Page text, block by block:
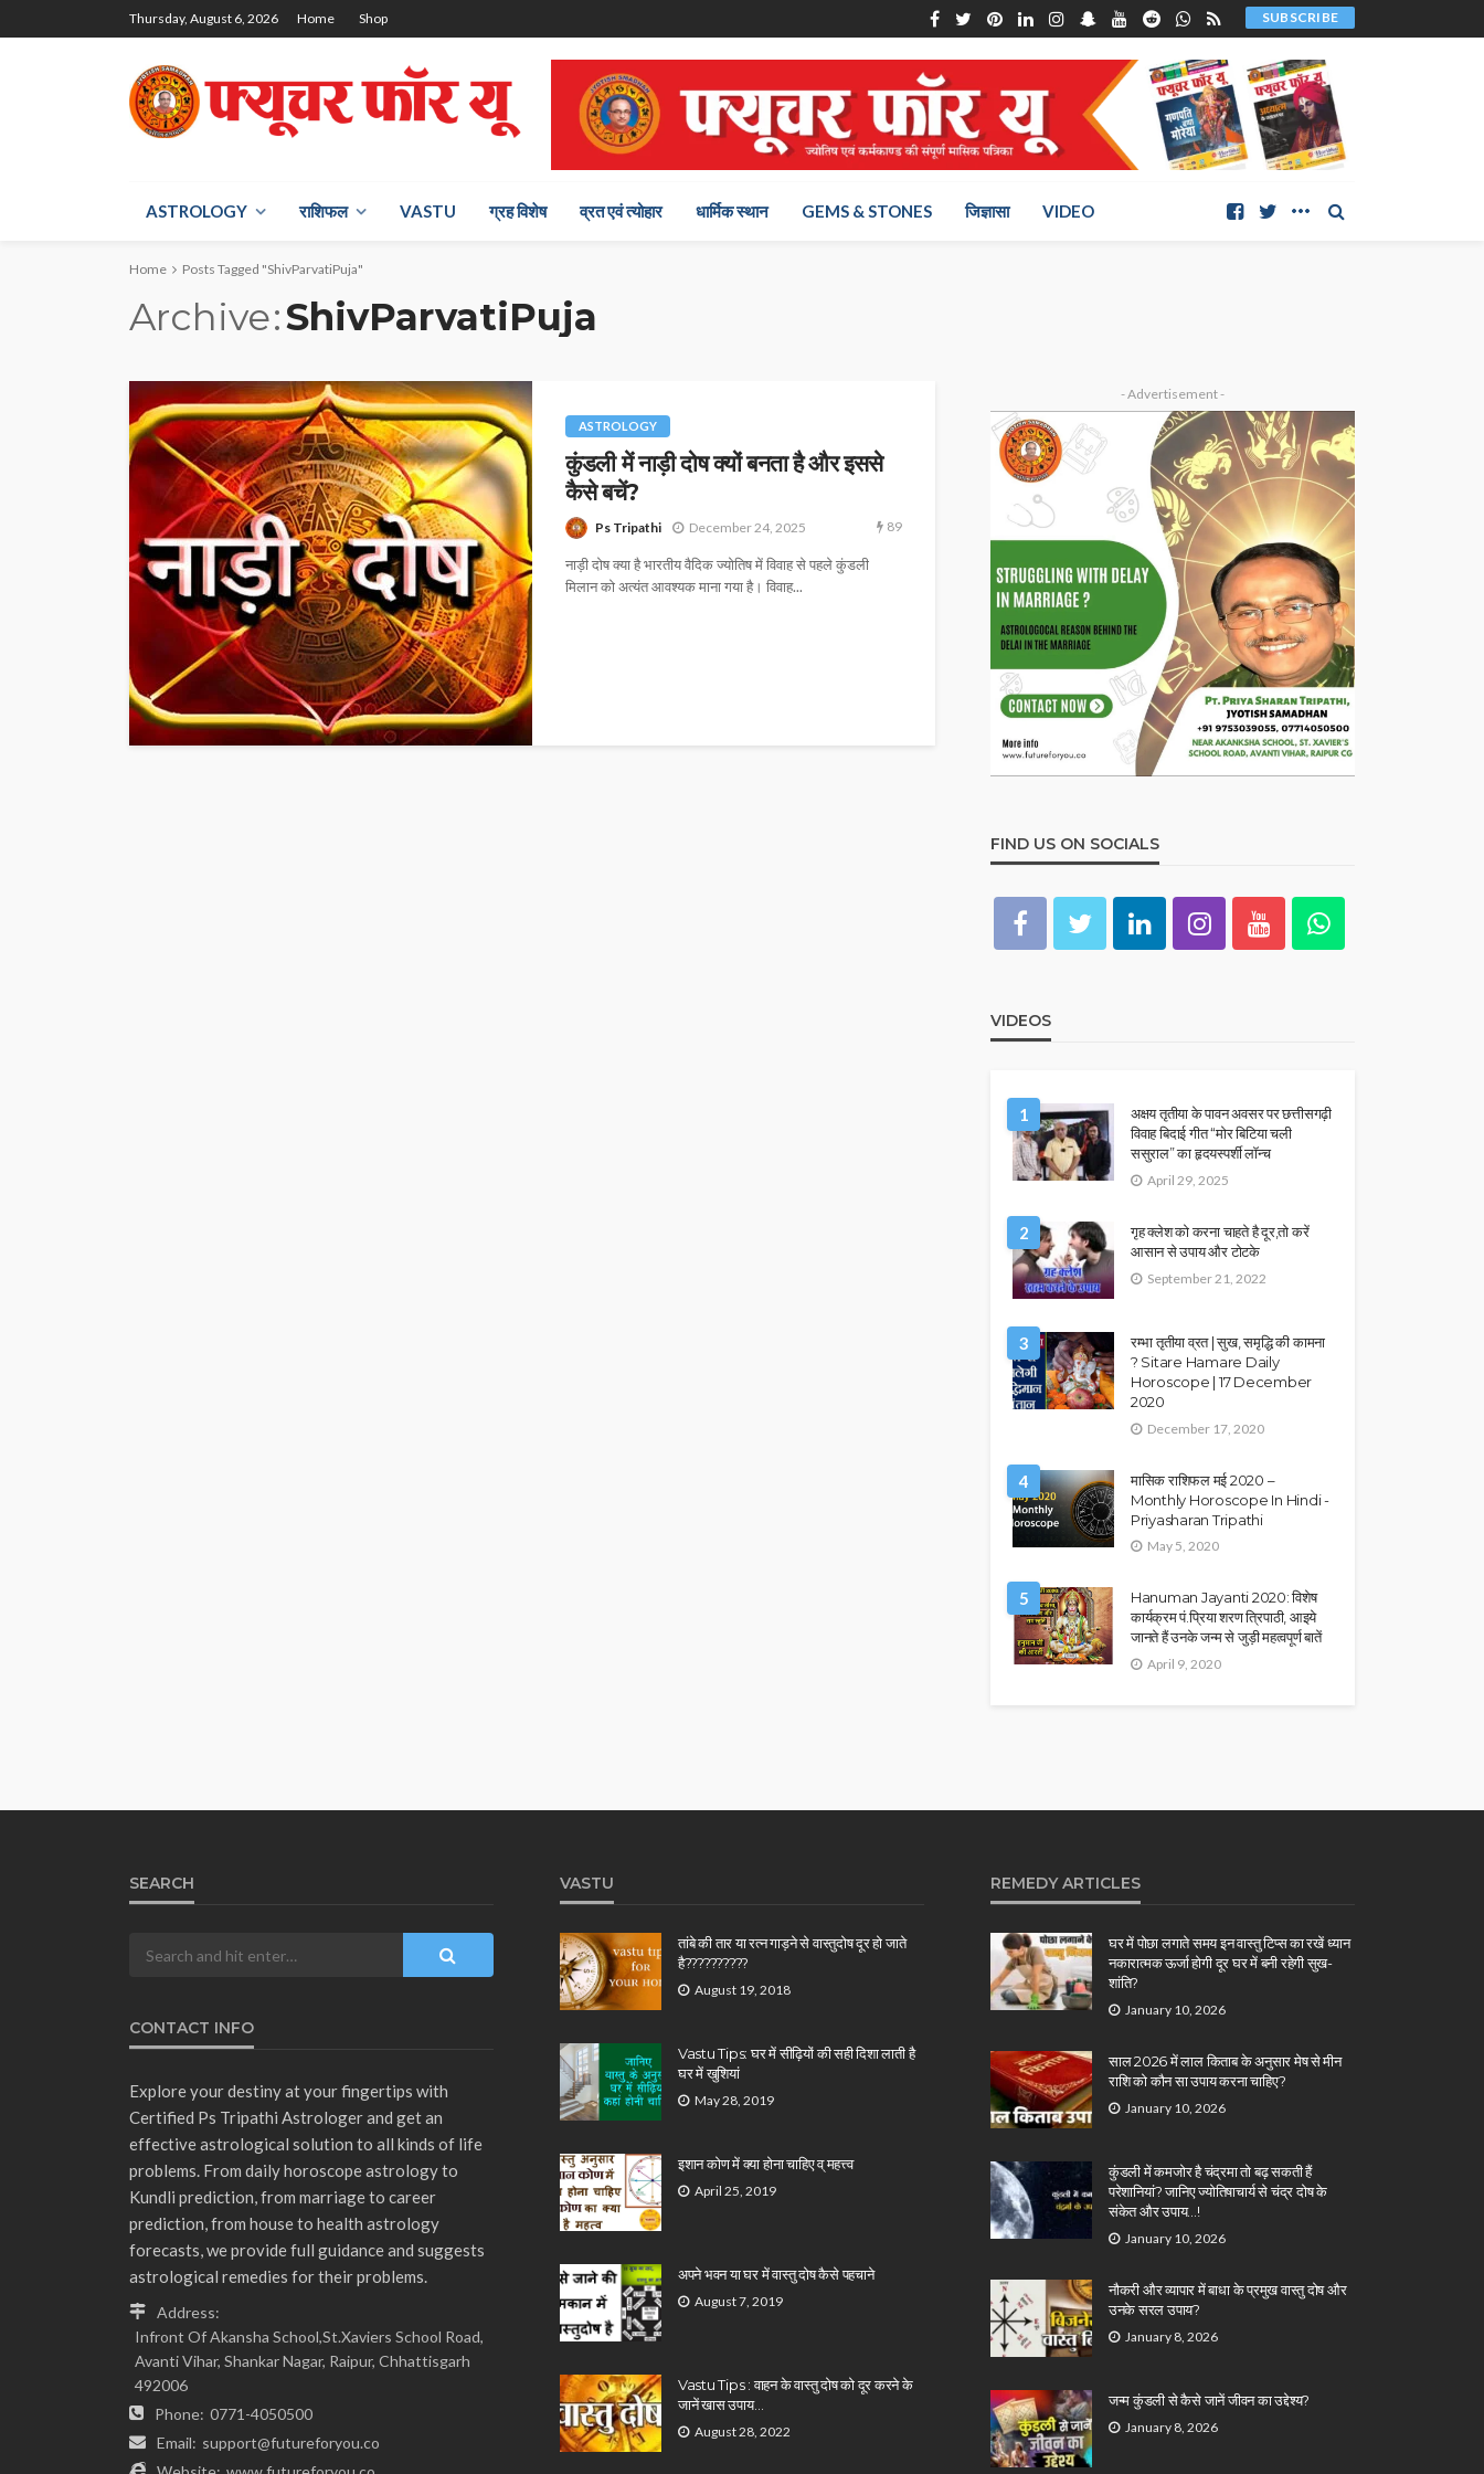
Thursday, August 6, 2026 Home Shop SUBSCRIBE
ASTROLOGY राश‍िफल VASTU ग्रह विशेष व्रत एवं त्योहार धार्मिक स्थान GEMS & STONES जिज्ञासा VIDEO
Home Posts Tagged "ShivParvatiPuja"
Archive ShivParvatiPuja
ASTROLOGY
कुंडली में नाड़ी दोष क्यों बनता है और इससे
कैसे बचें?
Ps Tripathi December 24, 2025 89
नाड़ी दोष क्या है भारतीय वैदिक ज्योतिष में विवाह से पहले कुंडली
मिलान को अत्यंत आवश्यक माना गया है। विवाह...
- Advertisement -
FIND US ON SOCIALS
VIDEOS
1
अक्षय तृतीया के पावन अवसर पर छत्तीसगढ़ी
विवाह बिदाई गीत “मोर बिटिया चली
ससुराल” का हृदयस्पर्शी लॉन्च
April 29, 2025
2
गृह क्लेश को करना चाहते है दूर,तो करें
आसान से उपाय और टोटके
September 21, 2022
3
रम्भा तृतीया व्रत | सुख, समृद्धि की कामना
? Sitare Hamare Daily
Horoscope | 17 December
2020
December 17, 2020
4
मासिक राशिफल मई 2020 –
Monthly Horoscope In Hindi -
Priyasharan Tripathi
May 5, 2020
5
Hanuman Jayanti 2020: विशेष
कार्यक्रम पं.प्रिया शरण त्रिपाठी, आइये
जानते हैं उनके जन्म से जुड़ी महत्वपूर्ण बातें
April 9, 2020
SEARCH
CONTACT INFO
Explore your destiny at your fingertips with
Certified Ps Tripathi Astrologer and get an
effective astrological solution to all kinds of life
problems. From daily horoscope astrology to
Kundli prediction, from marriage to career
prediction, from house to health astrology
forecasts, we provide full guidance and suggests
astrological remedies for their problems.
Address:
Infront Of Akansha School,St.Xaviers School Road,
Avanti Vihar, Shankar Nagar, Raipur, Chhattisgarh
492006
Phone: 0771-4050500
Email: support@futureforyou.co
VASTU
तांबे की तार या रत्न गाड़ने से वास्तुदोष दूर हो जाते
है??????????
August 19, 2018
Vastu Tips: घर में सीढ़ियों की सही दिशा लाती है
घर में खुशियां
May 28, 2019
इशान कोण में क्या होना चाहिए व् महत्त्व
April 25, 2019
अपने भवन या घर में वास्तु दोष कैसे पहचाने
August 7, 2019
Vastu Tips : वाहन के वास्तु दोष को दूर करने के
जानें खास उपाय…
August 28, 2022
REMEDY ARTICLES
घर में पोछा लगाते समय इन वास्तु टिप्स का रखें ध्यान
नकारात्मक ऊर्जा होगी दूर घर में बनी रहेगी सुख-
शांति?
January 10, 2026
साल 2026 में लाल किताब के अनुसार मेष से मीन
राशि को कौन सा उपाय करना चाहिए?
January 10, 2026
कुंडली में कमजोर है चंद्रमा तो बढ़ सकती हैं
परेशानियां? जानिए ज्योतिषाचार्य से चंद्र दोष के
संकेत और उपाय…!
January 10, 2026
नौकरी और व्यापार में बाधा के प्रमुख वास्तु दोष और
उनके सरल उपाय?
January 8, 2026
जन्म कुंडली से कैसे जानें जीवन का उद्देश्य?
January 8, 2026